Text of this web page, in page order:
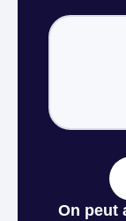
On peut